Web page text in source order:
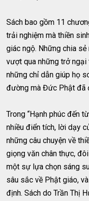
Sách bao gồm 11
trải nghiệm mà thiền
giác ngộ. Những chia
vượt qua những trở ngại
những chỉ dẫn giúp họ
đường mà Đức Phật đã
Trong “Hạnh phúc đến
nhiều điển tích, lời dạy
những câu chuyện về
giọng văn chân thực,
một sự lựa chọn sáng
sâu sắc về Phật giáo,
định. Sách do Trần Thị